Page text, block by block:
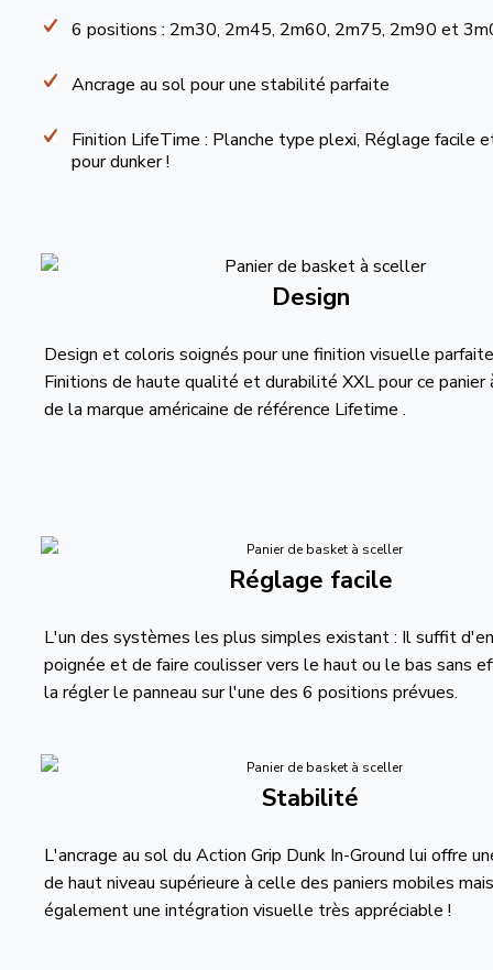
6 positions : 2m30, 2m45, 2m60, 2m75, 2m90 et
Ancrage au sol pour une stabilité parfaite
Finition LifeTime : Planche type plexi, Réglage facile
pour dunker !
Design
Design et coloris soignés pour une finition visuelle
Finitions de haute qualité et durabilité XXL pour ce panier
de la marque américaine de référence Lifetime .
Réglage facile
L'un des systèmes les plus simples existant : Il suffit
poignée et de faire coulisser vers le haut ou le bas sans
la régler le panneau sur l'une des 6 positions prévues.
Stabilité
L'ancrage au sol du Action Grip Dunk In-Ground lui offre
de haut niveau supérieure à celle des paniers mobiles mais
également une intégration visuelle très appréciable !